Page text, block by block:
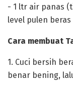
‎- 1 ltr air panas
level pulen
‎Cara membuat
‎1. Cuci bersih
benar bening,